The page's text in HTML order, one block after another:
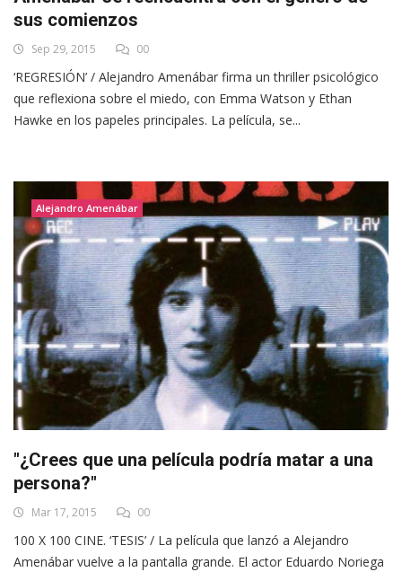
sus comienzos
Sep 29, 2015 00
‘REGRESIÓN’ / Alejandro Amenábar firma un thriller psicológico
que reflexiona sobre el miedo, con Emma Watson y Ethan
Hawke en los papeles principales. La película, se...
Alejandro Amenábar
"¿Crees que una película podría matar a una
persona?"
Mar 17, 2015 00
100 X 100 CINE. ‘TESIS’ / La película que lanzó a Alejandro
Amenábar vuelve a la pantalla grande. El actor Eduardo Noriega